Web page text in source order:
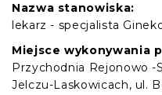
Nazwa stanowiska:
lekarz - specjalista
Miejsce wykonywania
Przychodnia Rejonowo -
Jelczu-Laskowicach, ul.